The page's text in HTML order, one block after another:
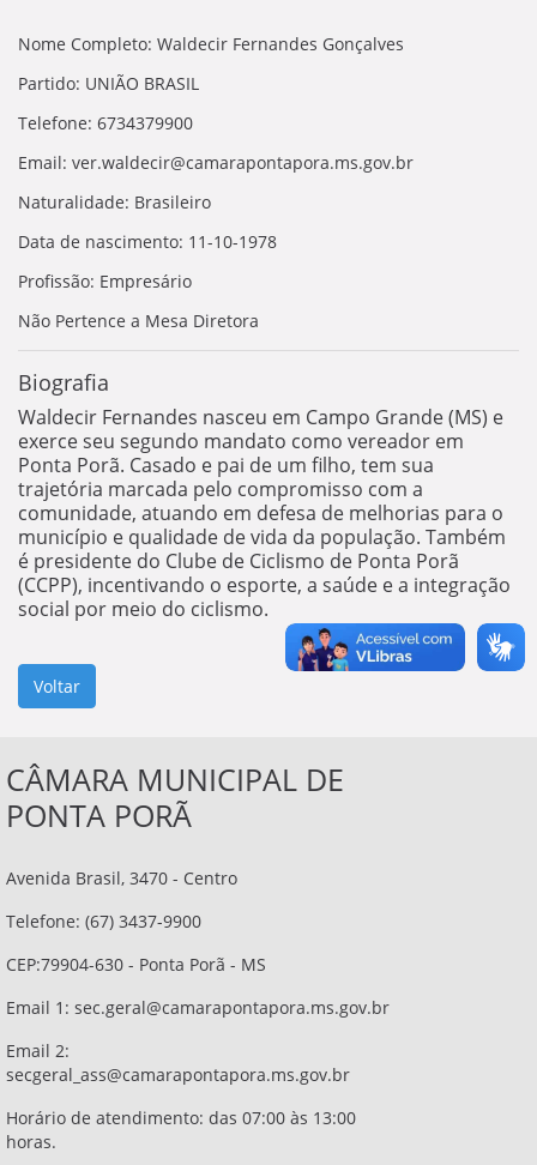
Nome Completo: Waldecir Fernandes Gonçalves
Partido: UNIÃO BRASIL
Telefone: 6734379900
Email: ver.waldecir@camarapontapora.ms.gov.br
Naturalidade: Brasileiro
Data de nascimento: 11-10-1978
Profissão: Empresário
Não Pertence a Mesa Diretora
Biografia
Waldecir Fernandes nasceu em Campo Grande (MS) e
exerce seu segundo mandato como vereador em
Ponta Porã. Casado e pai de um filho, tem sua
trajetória marcada pelo compromisso com a
comunidade, atuando em defesa de melhorias para o
município e qualidade de vida da população. Também
é presidente do Clube de Ciclismo de Ponta Porã
(CCPP), incentivando o esporte, a saúde e a integração
social por meio do ciclismo.
CÂMARA MUNICIPAL DE
PONTA PORÃ
Avenida Brasil, 3470 - Centro
Telefone: (67) 3437-9900
CEP:79904-630 - Ponta Porã - MS
Email 1: sec.geral@camarapontapora.ms.gov.br
Email 2:
secgeral_ass@camarapontapora.ms.gov.br
Horário de atendimento: das 07:00 às 13:00
horas.